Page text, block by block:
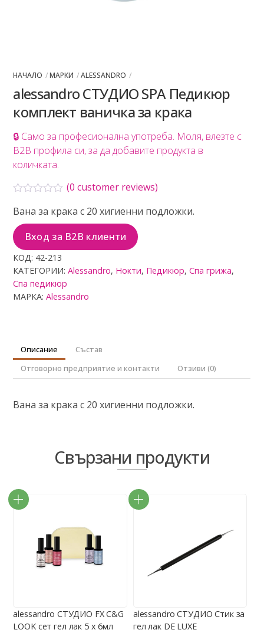
НАЧАЛО МАРКИ ALESSANDRO
alessandro СТУДИО SPA Педикюр
комплект ваничка за крака
🔒 Само за професионална употреба. Моля, влезте с
B2B профила си, за да добавите продукта в
количката.
ц
н
е
н
о
с
0
о
т
(0 customer reviews)
Вана за крака с 20 хигиенни подложки.
Вход за B2B клиенти
КОД: 42-213
КАТЕГОРИИ:Alessandro, Нокти, Педикюр,Спа грижа,
Спа педикюр
МАРКА:Alessandro
Описание
Състав
Отговорно предприятие и контакти
Отзиви (0)
Вана за крака с 20 хигиенни подложки.
Свързани продукти
alessandro СТУДИО FX C&G
LOOK сет гел лак 5 x 6мл
alessandro СТУДИО Стик за
гел лак DE LUXE